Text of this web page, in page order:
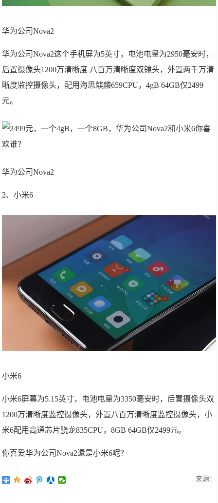
华为公司Nova2
华为公司Nova2这个手机屏为5英寸，电池电量为2950毫安时，
后置摄像头1200万清晰度 八百万清晰度双镜头，外置两千万清
晰度监控摄像头，配用海思麒麟659CPU，4gB 64GB仅2499
元。
华为公司Nova2
2、小米6
小米6
小米6屏幕为5.15英寸，电池电量为3350毫安时，后置摄像头双
1200万清晰度监控摄像头，外置八百万清晰度监控摄像头，小
米6配用高通芯片骁龙835CPU，8GB 64GB仅2499元。
你喜爱华为公司Nova2還是小米6呢？
来源：